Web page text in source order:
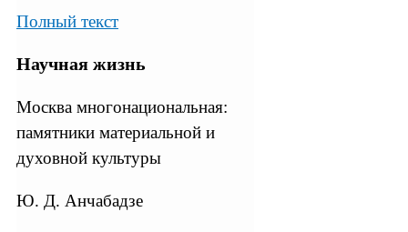
Полный текст
Научная жизнь
Москва многонациональная:
памятники материальной и
духовной культуры
Ю. Д. Анчабадзе